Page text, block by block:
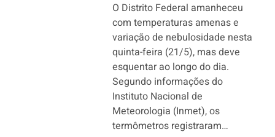
O Distrito Federal amanheceu
com temperaturas amenas e
variação de nebulosidade nesta
quinta-feira (21/5), mas deve
esquentar ao longo do dia.
Segundo informações do
Instituto Nacional de
Meteorologia (Inmet), os
termômetros registraram…